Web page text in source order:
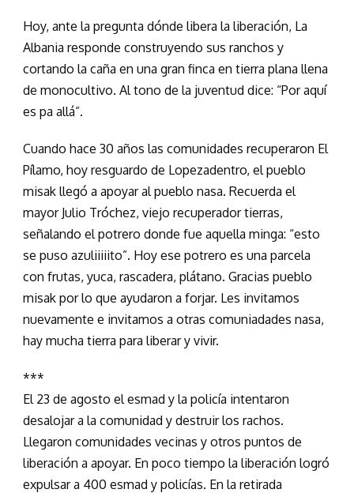
Hoy, ante la pregunta dónde libera la liberación, La
Albania responde construyendo sus ranchos y
cortando la caña en una gran finca en tierra plana llena
de monocultivo. Al tono de la juventud dice: “Por aquí
es pa allá”.
Cuando hace 30 años las comunidades recuperaron El
Pílamo, hoy resguardo de Lopezadentro, el pueblo
misak llegó a apoyar al pueblo nasa. Recuerda el
mayor Julio Tróchez, viejo recuperador tierras,
señalando el potrero donde fue aquella minga: “esto
se puso azuliiiiito”. Hoy ese potrero es una parcela
con frutas, yuca, rascadera, plátano. Gracias pueblo
misak por lo que ayudaron a forjar. Les invitamos
nuevamente e invitamos a otras comuniadades nasa,
hay mucha tierra para liberar y vivir.
***
El 23 de agosto el esmad y la policía intentaron
desalojar a la comunidad y destruir los rachos.
Llegaron comunidades vecinas y otros puntos de
liberación a apoyar. En poco tiempo la liberación logró
expulsar a 400 esmad y policías. En la retirada